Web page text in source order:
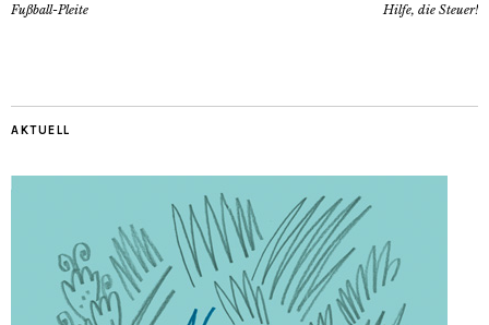
Fußball-Pleite Hilfe, die Steuer!
AKTUELL